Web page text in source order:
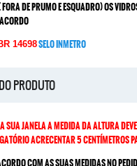
FORA DE PRUMO E ESQUADRO) OS
14698SELO INMETRO
PRODUTO
SUA JANELA A MEDIDA DA ALTURA
ACRECENTAR 5 CENTÍMETROS
COM AS SUAS MEDIDAS NO